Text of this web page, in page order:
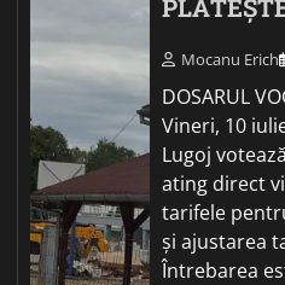
Mocanu Erich
DOSARUL
Vineri, 10
Lugoj
ating direct
tarifele
și ajustarea
Întrebarea